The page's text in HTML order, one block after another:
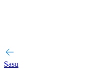
Sasu